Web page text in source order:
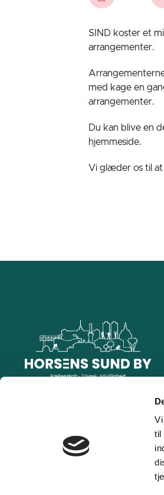
til
SIND koster et
arrangementer.
med kage en
arrangementer.
Du kan blive en
hjemmeside.
Vi glæder os til
76293675